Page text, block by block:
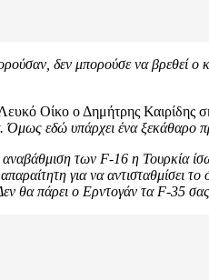
δεν μπορούσε να βρεθεί ο
Οίκο ο Δημήτρης Καιρίδης
εδώ υπάρχει ένα ξεκάθαρο
των F-16 η Τουρκία
για να αντισταθμίσει
θα πάρει ο Ερντογάν τα F-35